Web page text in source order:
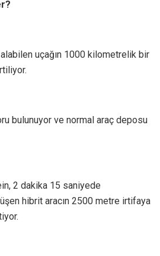
uçağın 1000 kilometrelik bir
bulunuyor ve normal araç deposu
2 dakika 15 saniyede
hibrit aracın 2500 metre irtifaya